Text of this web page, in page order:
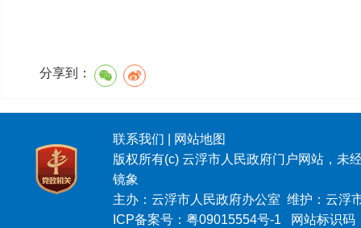
分享到：
联系我们
网站地图
版权所有(c) 云浮市人民政府门户网站，未
镜象
主办：云浮市人民政府办公室 维护：云浮
ICP备案号： 粤09015554号-1 网站标识码